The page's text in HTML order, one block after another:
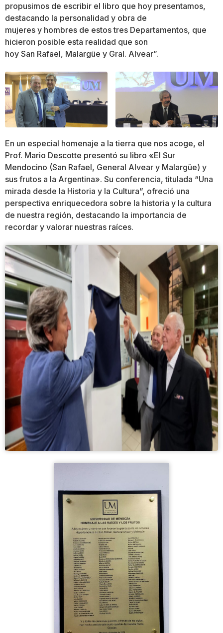
propusimos de escribir el libro que hoy presentamos,
destacando la personalidad y obra de
mujeres y hombres de estos tres Departamentos, que
hicieron posible esta realidad que son
hoy San Rafael, Malargüe y Gral. Alvear”.
En un especial homenaje a la tierra que nos acoge, el
Prof. Mario Descotte presentó su libro «El Sur
Mendocino (San Rafael, General Alvear y Malargüe) y
sus frutos a la Argentina». Su conferencia, titulada “Una
mirada desde la Historia y la Cultura”, ofreció una
perspectiva enriquecedora sobre la historia y la cultura
de nuestra región, destacando la importancia de
recordar y valorar nuestras raíces.